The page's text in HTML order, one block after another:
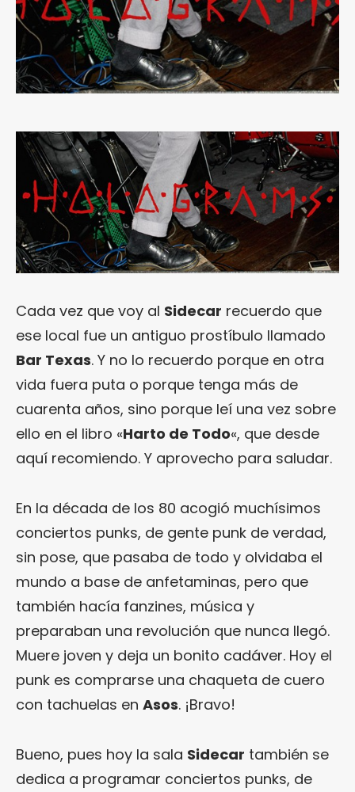
Cada vez que voy al Sidecar recuerdo que
ese local fue un antiguo prostíbulo llamado
Bar Texas. Y no lo recuerdo porque en otra
vida fuera puta o porque tenga más de
cuarenta años, sino porque leí una vez sobre
ello en el libro «Harto de Todo«, que desde
aquí recomiendo. Y aprovecho para saludar.
En la década de los 80 acogió muchísimos
conciertos punks, de gente punk de verdad,
sin pose, que pasaba de todo y olvidaba el
mundo a base de anfetaminas, pero que
también hacía fanzines, música y
preparaban una revolución que nunca llegó.
Muere joven y deja un bonito cadáver. Hoy el
punk es comprarse una chaqueta de cuero
con tachuelas en Asos. ¡Bravo!
Bueno, pues hoy la sala Sidecar también se
dedica a programar conciertos punks, de